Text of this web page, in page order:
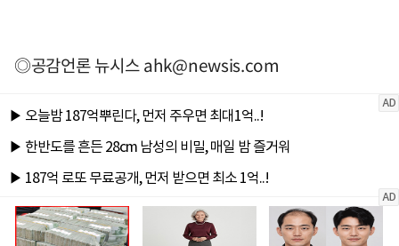
◎공감언론 뉴시스ahk@newsis.com